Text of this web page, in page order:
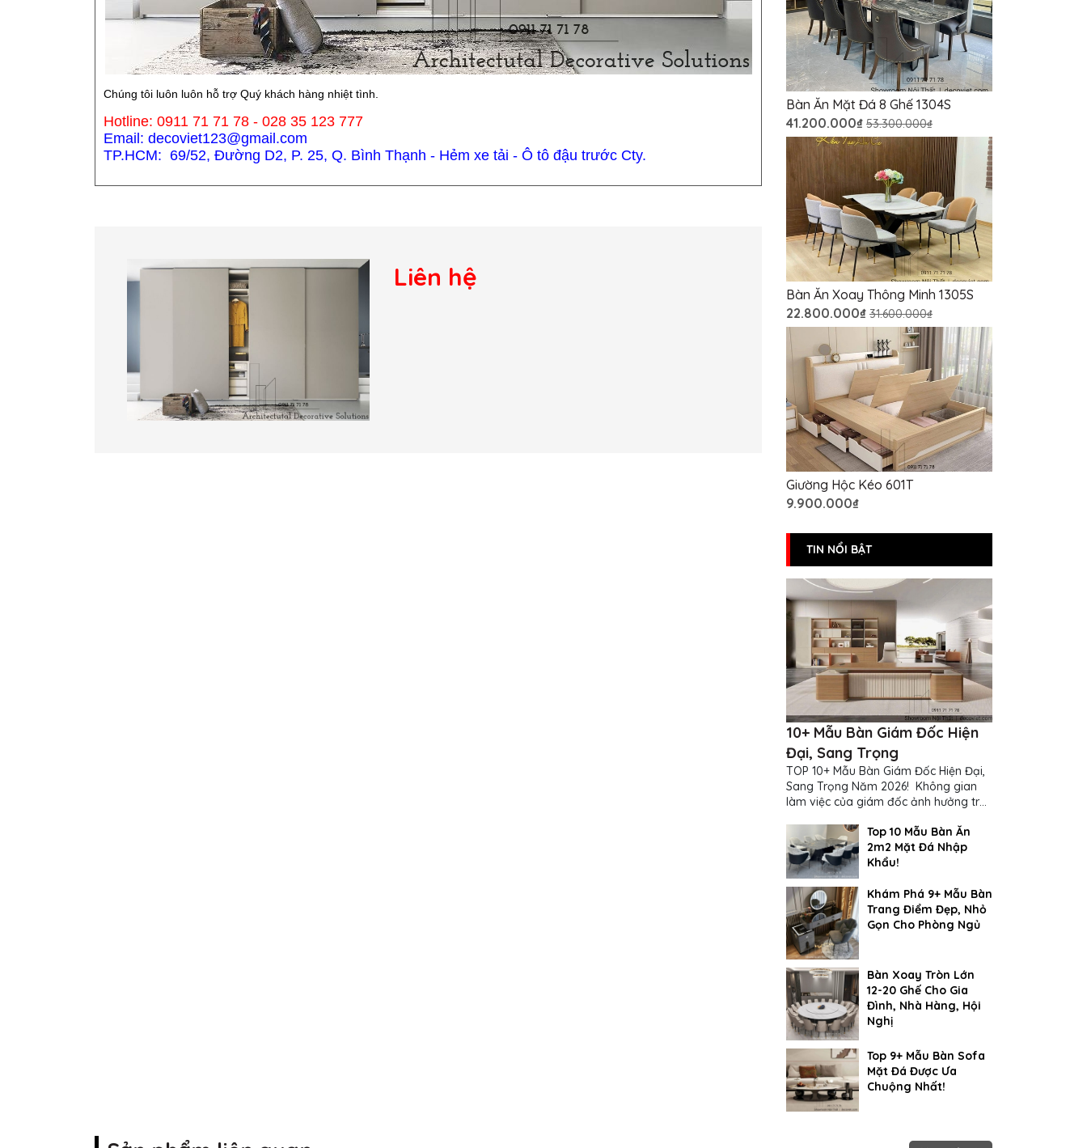
Chúng tôi luôn luôn hỗ trợ Quý khách hàng nhiệt tình.
Hotline: 0911 71 71 78 - 028 35 123 777
Email: decoviet123@gmail.com
TP.HCM: 69/52, Đường D2, P. 25, Q. Bình Thạnh - Hẻm xe tải - Ô tô đậu trước Cty.
Liên hệ
Bàn Ăn Mặt Đá 8 Ghế 1304S
41.200.000₫ 53.300.000₫
Bàn Ăn Xoay Thông Minh 1305S
22.800.000₫ 31.600.000₫
Giường Hộc Kéo 601T
9.900.000₫
TIN NỔI BẬT
10+ Mẫu Bàn Giám Đốc Hiện
Đại, Sang Trọng
TOP 10+ Mẫu Bàn Giám Đốc Hiện Đại,
Sang Trọng Năm 2026! Không gian
làm việc của giám đốc ảnh hưởng trực
định...
Top 10 Mẫu Bàn Ăn
2m2 Mặt Đá Nhập
Khẩu!
Khám Phá 9+ Mẫu Bàn
Trang Điểm Đẹp, Nhỏ
Gọn Cho Phòng Ngủ
Bàn Xoay Tròn Lớn
12-20 Ghế Cho Gia
Đình, Nhà Hàng, Hội
Nghị
Top 9+ Mẫu Bàn Sofa
Mặt Đá Được Ưa
Chuộng Nhất!